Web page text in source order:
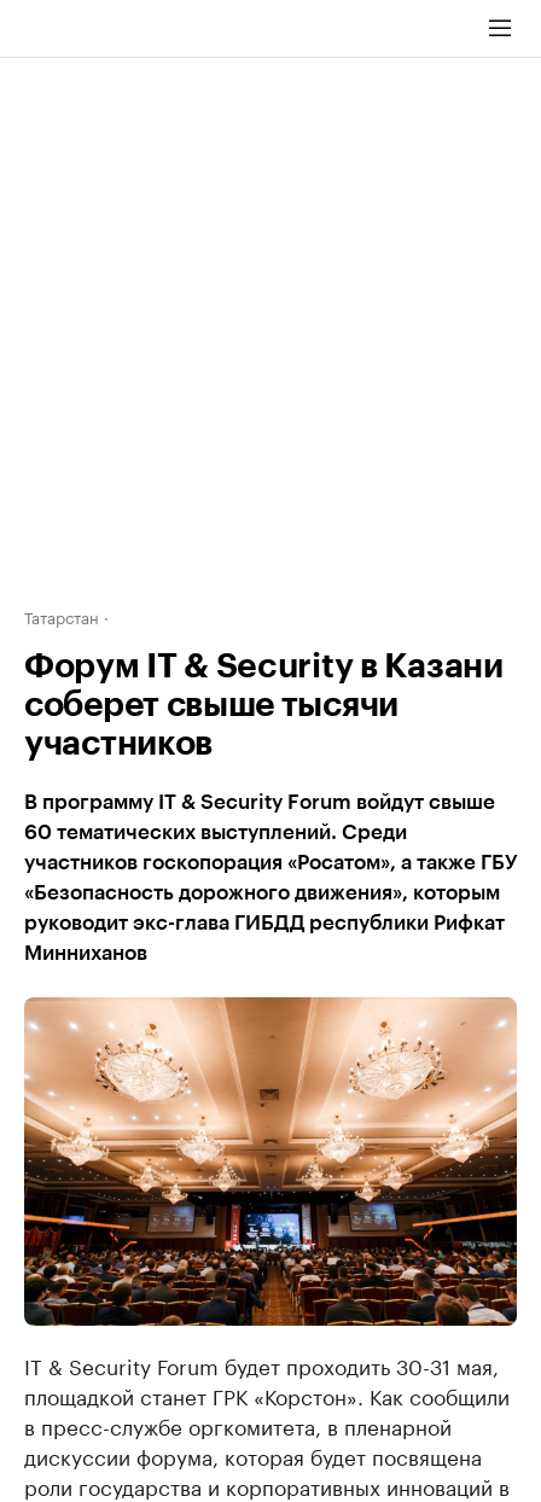
Татарстан
Форум IT & Security в Казани
соберет свыше тысячи
участников
В программу IT & Security Forum войдут свыше
60 тематических выступлений. Среди
участников госкопорация «Росатом», а также ГБУ
«Безопасность дорожного движения», которым
руководит экс-глава ГИБДД республики Рифкат
Минниханов
IT & Security Forum будет проходить 30-31 мая,
площадкой станет ГРК «Корстон». Как сообщили
в пресс-службе оргкомитета, в пленарной
дискуссии форума, которая будет посвящена
роли государства и корпоративных инноваций в